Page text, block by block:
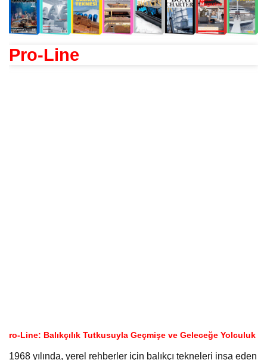
Pro-Line
ro-Line: Balıkçılık Tutkusuyla Geçmişe ve Geleceğe Yolculuk
1968 yılında, yerel rehberler için balıkçı tekneleri inşa eden